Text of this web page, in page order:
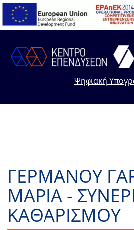
Ψηφιακή
ΓΕΡΜΑΝΟΥ
ΜΑΡΙΑ -
ΚΑΘΑΡΙΣΜΟΥ